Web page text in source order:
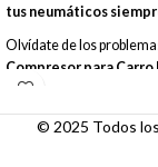
tus neumáticos
Olvídate de los
Compresor para Carro
LLZ-668
compresor es tu aliado
carretera, en casa o
© 2025 Todos